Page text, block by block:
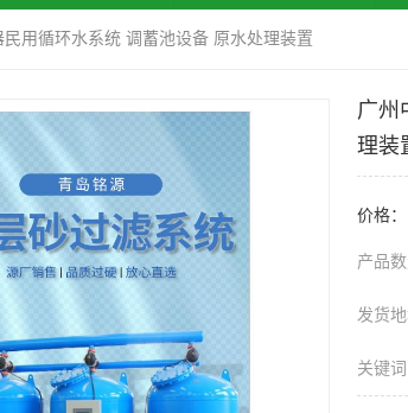
用循环水系统 调蓄池设备 原水处理装置
广州
理装
价格：
产品数
发货地
关键词